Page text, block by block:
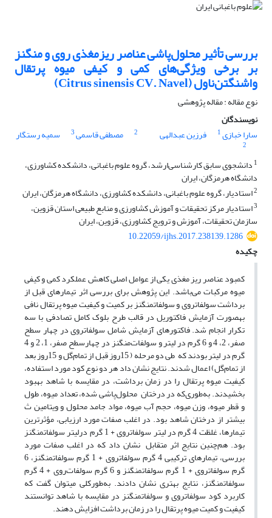
بررسی تأثیر محلو‌ل‌پاشی عناصر ریزمغذی روی و منگنز
بر برخی ویژگی‌های کمی و کیفی میوه پرتقال
واشنگتن‌ناول (Citrus sinensis CV. Navel)
نوع مقاله : مقاله پژوهشی
نویسندگان
سارا خبازی1 فرزین عبدالهی 2 مصطفی قاسمی3 سمیه رستگار
2
1 دانشجوی سابق کارشناسی‌ارشد، گروه علوم باغبانی، دانشکده کشاورزی،
دانشگاه هرمزگان، ایران
2استادیار، گروه علوم باغبانی، دانشکده کشاورزی، دانشگاه هرمزگان، ایران
3استادیار مرکز تحقیقات و آموزش کشاورزی و منابع طبیعی استان قزوین،
سازمان تحقیقات، آموزش و ترویج کشاورزی، قزوین، ایران
10.22059/ijhs.2017.238139.1286
چکیده
کمبود عناصر ریز مغذی یکی از عوامل اصلی کاهش عملکرد کمی و کیفی
میوه مرکبات می‌باشد. این پژوهش برای بررسی اثر تیمارهای قبل از
برداشت سولفات­روی و سولفات­منگنز بر کمیت و کیفیت میوه پرتقال نافی
به­صورت آزمایش فاکتوریل در قالب طرح بلوک کامل تصادفی با سه
تکرار انجام شد. فاکتورهای آزمایش شامل سولفات­روی در چهار سطح
صفر، 2، 4 و 6 گرم در لیتر و سولفات­‌منگنز در چهارسطح صفر، 1، 2 و 4
گرم در لیتر بودند که طی دو مرحله ( 15روز قبل از تمام‌گل و 15روز بعد
از تمام‌گل) اعمال شدند. نتایج نشان داد هر دو نوع کود مورد استفاده،
کیفیت میوه پرتقال را در زمان برداشت، در مقایسه با شاهد بهبود
بخشیدند. به‌طوری‌که در درختان محلول‌پاشی شده، تعداد میوه، طول
و قطر میوه، وزن میوه، حجم ‌آب میوه، مواد جامد‌ محلول و ویتامین ث
بیشتر از درختان شاهد بود. در اغلب صفات مورد ارزیابی، مؤثرترین
تیمارها، غلظت 4 گرم در لیتر سولفات­روی + 1 گرم درلیتر سولفات­منگنز
بود. هم‌چنین نتایج اثر متقابل نشان داد که در اغلب صفات مورد
بررسی، تیمارهای ترکیبی 4 گرم سولفات­روی + 1 گرم سولفات­منگنز، 6
گرم سولفات­روی + 1 گرم سولفات­منگنز و 6 گرم سولفات‌روی + 4 گرم
سولفات­منگنز، نتایج بهتری نشان دادند. به‌طورکلی می­توان گفت که
کاربرد کود سولفات­روی و سولفات­منگنز در مقایسه با شاهد توانستند
کیفیت و کمیت میوه پرتقال را در زمان برداشت افزایش دهند.